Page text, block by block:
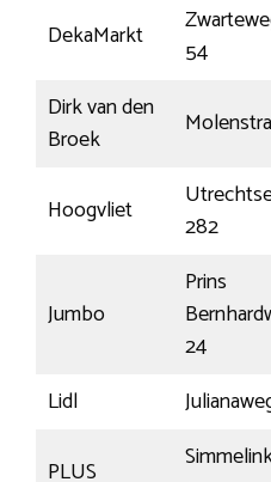
DekaMarkt
54
Dirk van den
Broek
Hoogvliet
282
Jumbo
Prins
24
Lidl
PLUS